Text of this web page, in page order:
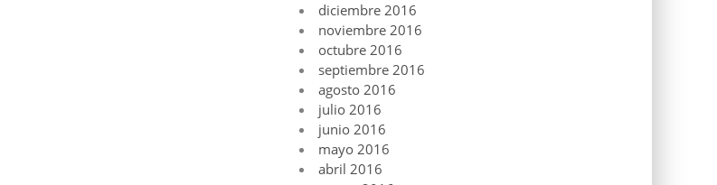
diciembre 2016
noviembre 2016
octubre 2016
septiembre 2016
agosto 2016
julio 2016
junio 2016
mayo 2016
abril 2016